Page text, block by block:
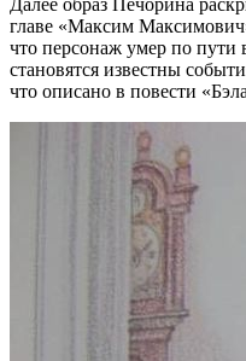
Далее образ Печорина
главе «Максим
что персонаж умер по
становятся известны
что описано в повести